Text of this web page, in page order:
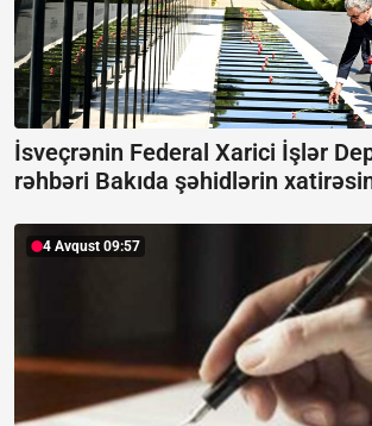
İsveçrənin Federal Xarici İşlər
rəhbəri Bakıda şəhidlərin
4 Avqust 09:57